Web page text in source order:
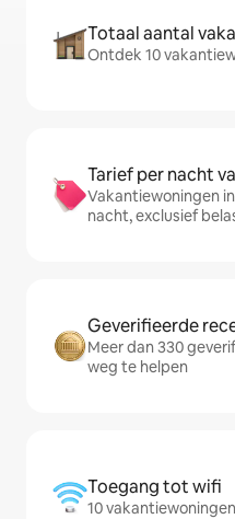
Totaal aantal
Ontdek 10
Tarief per nacht
Vakantiewoningen
nacht, exclusief
Geverifieerde
Meer dan 330
weg te helpen
Toegang tot wifi
10